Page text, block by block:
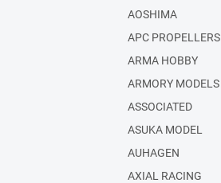
AOSHIMA
APC PROPELLERS
ARMA HOBBY
ARMORY MODELS
ASSOCIATED
ASUKA MODEL
AUHAGEN
AXIAL RACING